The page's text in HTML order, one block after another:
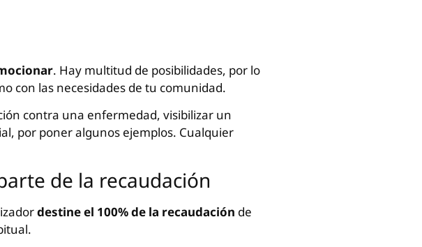
. Hay multitud de posibilidades, por lo
con las necesidades de tu comunidad.
contra una enfermedad, visibilizar un
por poner algunos ejemplos. Cualquier
de la recaudación
destine el 100% de la recaudación de